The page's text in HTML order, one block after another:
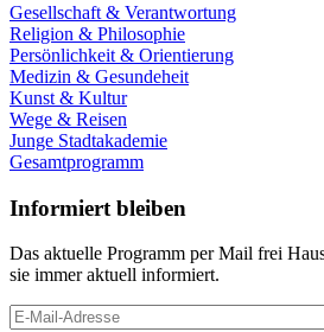
Gesellschaft & Verantwortung
Religion & Philosophie
Persönlichkeit & Orientierung
Medizin & Gesundeheit
Kunst & Kultur
Wege & Reisen
Junge Stadtakademie
Gesamtprogramm
Informiert bleiben
Das aktuelle Programm per Mail frei
sie immer aktuell informiert.